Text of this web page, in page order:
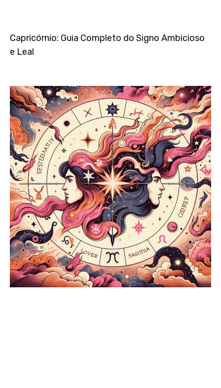
Capricórnio: Guia Completo do Signo Ambicioso
e Leal